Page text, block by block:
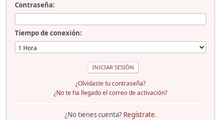
Contraseña:
Tiempo de conexión:
¿Olvidaste tu contraseña?
¿No te ha llegado el correo de activación?
¿No tienes cuenta? Regístrate.